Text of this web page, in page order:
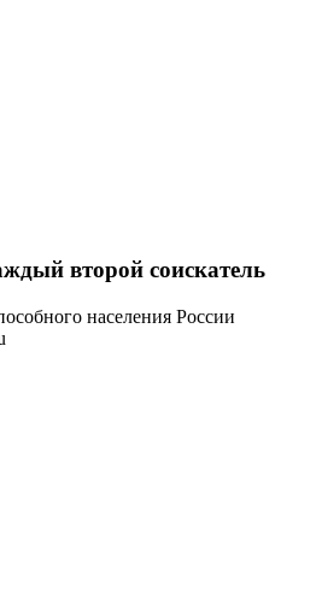
второй соискатель
населения России